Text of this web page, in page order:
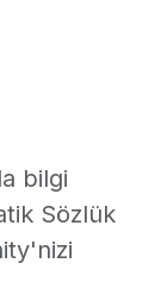
bilgi
Sözlük